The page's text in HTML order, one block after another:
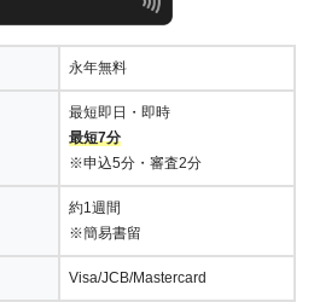
永年無料
最短即日・即時
最短7分
※申込5分・審査2分
約1週間
※簡易書留
Visa/JCB/Mastercard